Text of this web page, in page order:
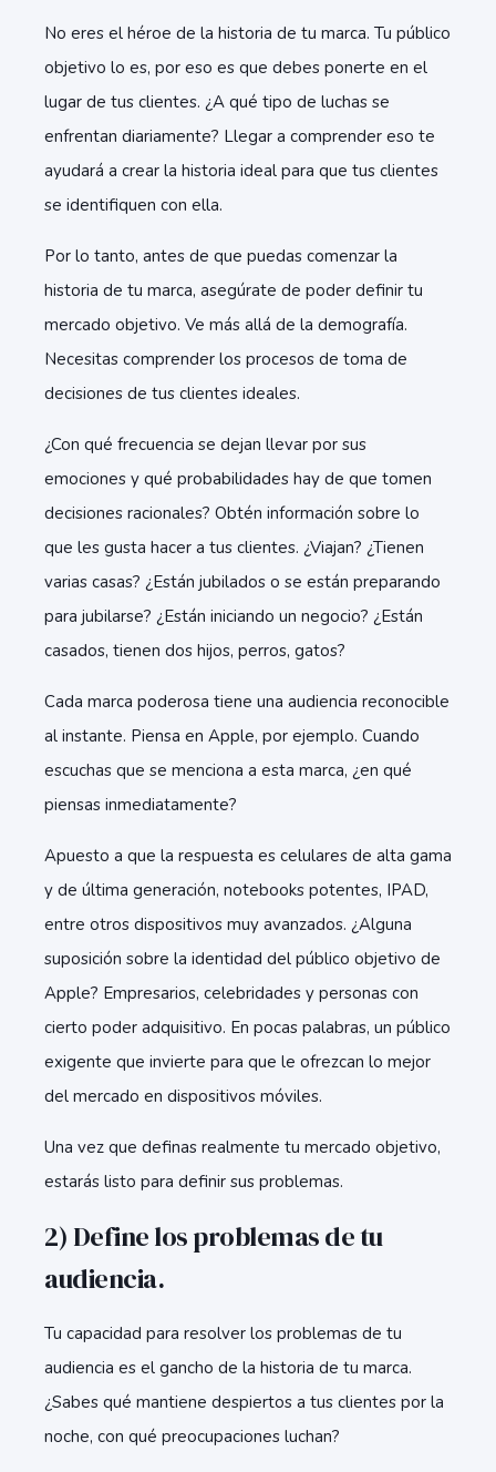
No eres el héroe de la historia de tu marca. Tu público
objetivo lo es, por eso es que debes ponerte en el
lugar de tus clientes. ¿A qué tipo de luchas se
enfrentan diariamente? Llegar a comprender eso te
ayudará a crear la historia ideal para que tus clientes
se identifiquen con ella.
Por lo tanto, antes de que puedas comenzar la
historia de tu marca, asegúrate de poder definir tu
mercado objetivo. Ve más allá de la demografía.
Necesitas comprender los procesos de toma de
decisiones de tus clientes ideales.
¿Con qué frecuencia se dejan llevar por sus
emociones y qué probabilidades hay de que tomen
decisiones racionales? Obtén información sobre lo
que les gusta hacer a tus clientes. ¿Viajan? ¿Tienen
varias casas? ¿Están jubilados o se están preparando
para jubilarse? ¿Están iniciando un negocio? ¿Están
casados, tienen dos hijos, perros, gatos?
Cada marca poderosa tiene una audiencia reconocible
al instante. Piensa en Apple, por ejemplo. Cuando
escuchas que se menciona a esta marca, ¿en qué
piensas inmediatamente?
Apuesto a que la respuesta es celulares de alta gama
y de última generación, notebooks potentes, IPAD,
entre otros dispositivos muy avanzados. ¿Alguna
suposición sobre la identidad del público objetivo de
Apple? Empresarios, celebridades y personas con
cierto poder adquisitivo. En pocas palabras, un público
exigente que invierte para que le ofrezcan lo mejor
del mercado en dispositivos móviles.
Una vez que definas realmente tu mercado objetivo,
estarás listo para definir sus problemas.
2) Define los problemas de tu
audiencia.
Tu capacidad para resolver los problemas de tu
audiencia es el gancho de la historia de tu marca.
¿Sabes qué mantiene despiertos a tus clientes por la
noche, con qué preocupaciones luchan?